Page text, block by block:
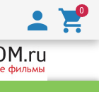

